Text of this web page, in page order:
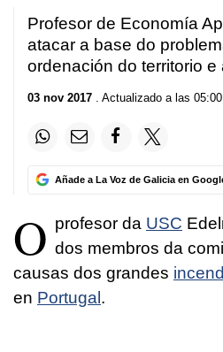
Profesor de Economía
atacar a base do
ordenación do territorio e
03 nov 2017 . Actualizado a las 05:00
Añade a La Voz de Galicia en
O profesor da USC
dos membros da
causas dos grandes
en Portugal.